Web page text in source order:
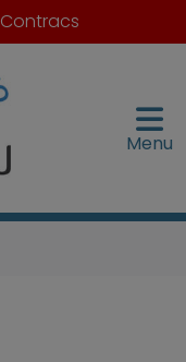
Contracs
Menu